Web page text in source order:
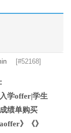
[#52168]
学offer|学生
绩单购买
》《》